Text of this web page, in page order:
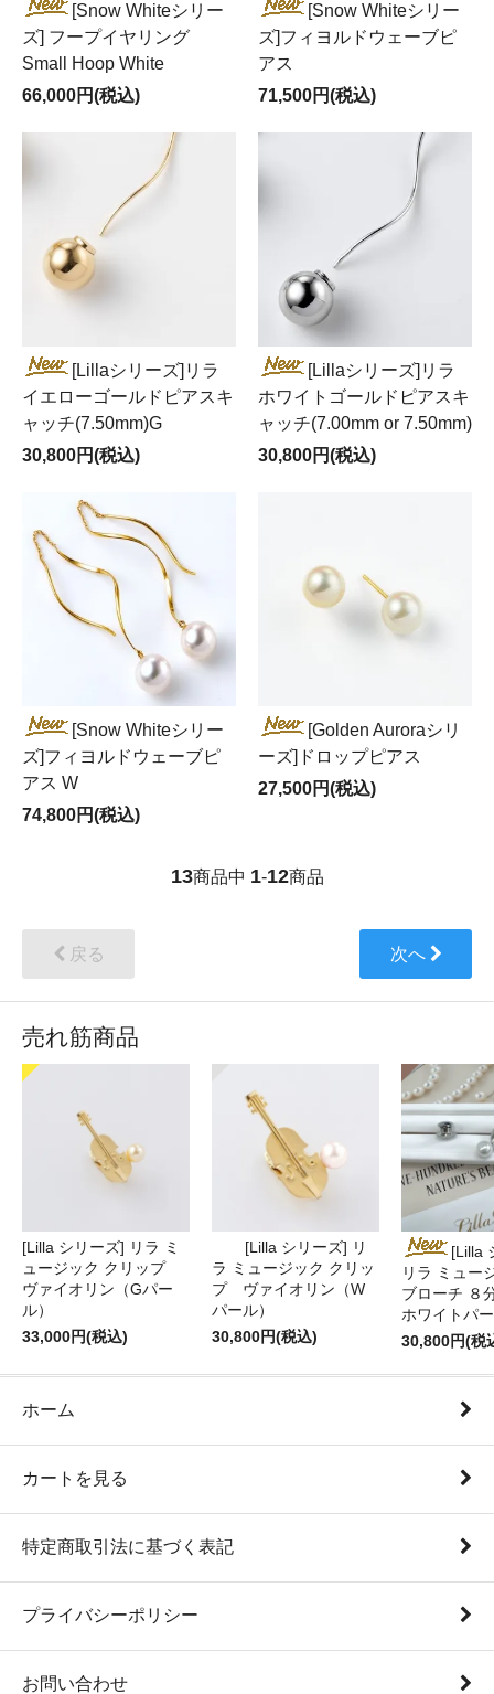
[Snow Whiteシリー
ズ] フープイヤリング
Small Hoop White
66,000円(税込)
[Snow Whiteシリー
ズ]フィヨルドウェーブピ
アス
71,500円(税込)
[Lillaシリーズ]リラ
イエローゴールドピアスキ
ャッチ(7.50mm)G
30,800円(税込)
[Lillaシリーズ]リラ
ホワイトゴールドピアスキ
ャッチ(7.00mm or 7.50mm)
30,800円(税込)
[Snow Whiteシリー
ズ]フィヨルドウェーブピ
アス W
74,800円(税込)
[Golden Auroraシリ
ーズ]ドロップピアス
27,500円(税込)
13商品中 1-12商品
戻る 次へ
売れ筋商品
[Lilla シリーズ] リラ ミ
ュージック クリップ
ヴァイオリン（Gパー
ル）
33,000円(税込)
[Lilla シリーズ] リ
ラ ミュージック クリッ
プ ヴァイオリン（W
パール）
30,800円(税込)
[Lilla
リラ ミュー
ブローチ ８
ホワイトパ
30,800円(税
ホーム
カートを見る
特定商取引法に基づく表記
プライバシーポリシー
お問い合わせ